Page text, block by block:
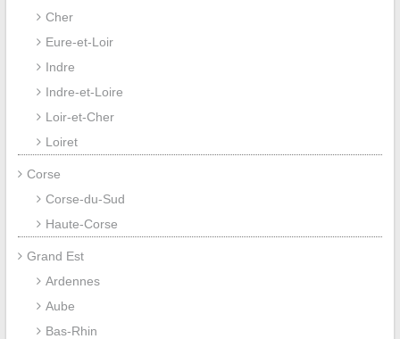
Cher
Eure-et-Loir
Indre
Indre-et-Loire
Loir-et-Cher
Loiret
Corse
Corse-du-Sud
Haute-Corse
Grand Est
Ardennes
Aube
Bas-Rhin